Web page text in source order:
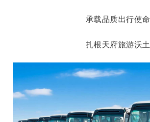
承载品质出行使命
扎根天府旅游沃土